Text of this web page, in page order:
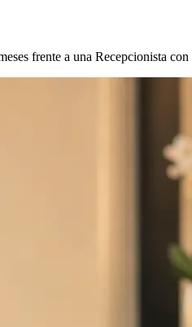
frente a una Recepcionista